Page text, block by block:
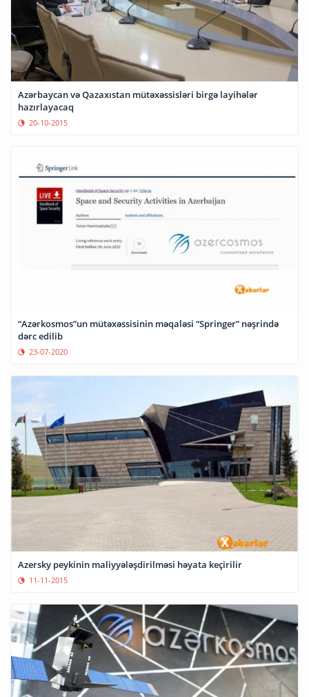
Azərbaycan və Qazaxıstan mütəxəssisləri birgə layihələr
hazırlayacaq
20-10-2015
“Azərkosmos”un mütəxəssisinin məqaləsi “Springer” nəşrində
dərc edilib
23-07-2020
Azersky peykinin maliyyələşdirilməsi həyata keçirilir
11-11-2015